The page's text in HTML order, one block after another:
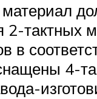
2-тактных
4-